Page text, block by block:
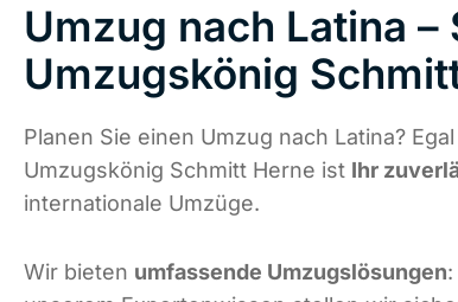
Umzug nach Latina
Umzugskönig
Planen Sie einen Umzug nach Latina?
Umzugskönig Schmitt Herne ist Ihr
internationale Umzüge.
Wir bieten umfassende Umzugslösungen